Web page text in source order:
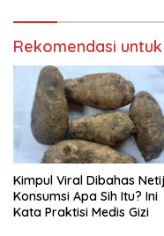
Rekomendasi
Kimpul Viral Dibahas
Konsumsi Apa Sih Itu? Ini
Kata Praktisi Medis Gizi